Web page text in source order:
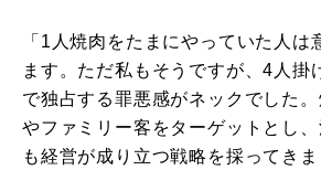
「1人焼肉をたまにやっていた人は
ます。ただ私もそうですが、4人掛
で独占する罪悪感がネックでした
やファミリー客をターゲットとし
も経営が成り立つ戦略を採ってき